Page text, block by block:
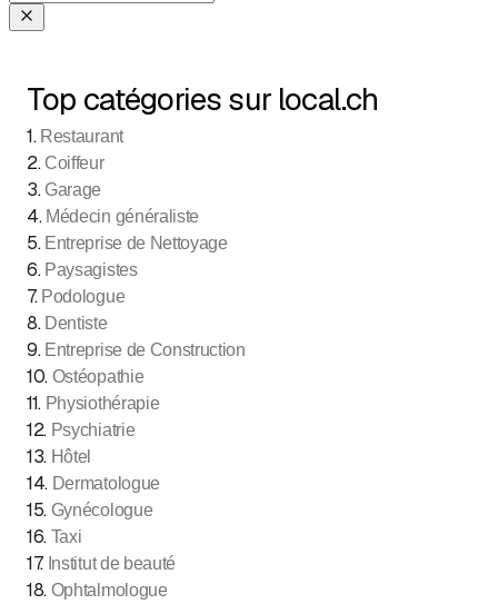
Top catégories sur local.ch
1. Restaurant
2. Coiffeur
3. Garage
4. Médecin généraliste
5. Entreprise de Nettoyage
6. Paysagistes
7. Podologue
8. Dentiste
9. Entreprise de Construction
10. Ostéopathie
11. Physiothérapie
12. Psychiatrie
13. Hôtel
14. Dermatologue
15. Gynécologue
16. Taxi
17. Institut de beauté
18. Ophtalmologue